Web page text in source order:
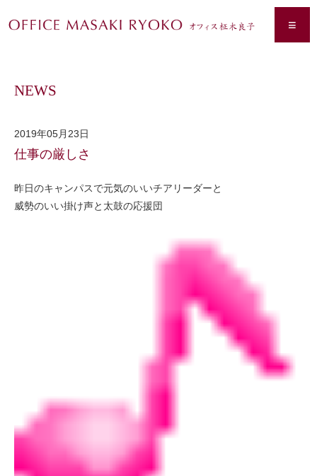
≡
NEWS
2019年05月23日
仕事の厳しさ
昨日のキャンパスで元気のいいチアリーダーと
威勢のいい掛け声と太鼓の応援団